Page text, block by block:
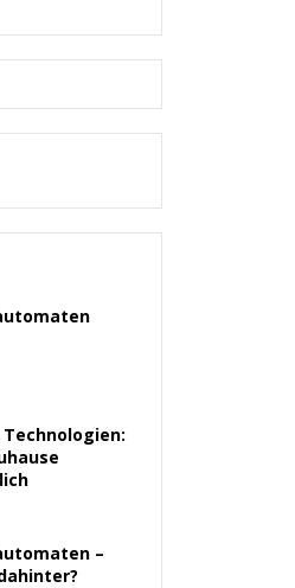
–